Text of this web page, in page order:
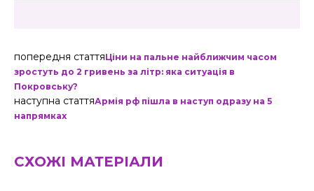
попередня статтяЦіни на пальне найближчим часом
зростуть до 2 гривень за літр: яка ситуація в
Покровську?
наступна статтяАрмія рф пішла в наступ одразу на 5
напрямках
СХОЖІ МАТЕРІАЛИ